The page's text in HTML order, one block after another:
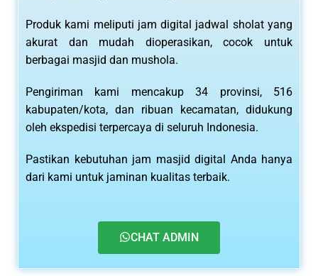
Produk kami meliputi jam digital jadwal sholat yang
akurat dan mudah dioperasikan, cocok untuk
berbagai masjid dan mushola.
Pengiriman kami mencakup 34 provinsi, 516
kabupaten/kota, dan ribuan kecamatan, didukung
oleh ekspedisi terpercaya di seluruh Indonesia.
Pastikan kebutuhan jam masjid digital Anda hanya
dari kami untuk jaminan kualitas terbaik.
CHAT ADMIN